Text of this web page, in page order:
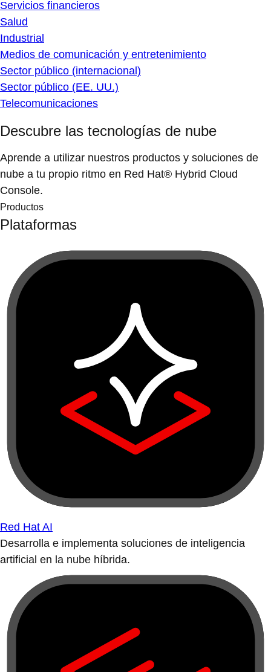
Servicios financieros
Salud
Industrial
Medios de comunicación y entretenimiento
Sector público (internacional)
Sector público (EE. UU.)
Telecomunicaciones
Descubre las tecnologías de nube
Aprende a utilizar nuestros productos y soluciones de
nube a tu propio ritmo en Red Hat® Hybrid Cloud
Console.
Productos
Plataformas
Red Hat AI
Desarrolla e implementa soluciones de inteligencia
artificial en la nube híbrida.